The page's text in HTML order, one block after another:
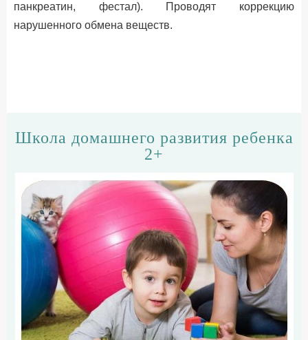
панкреатин, фестал). Проводят коррекцию
нарушенного обмена веществ.
Школа домашнего развития ребенка
2+